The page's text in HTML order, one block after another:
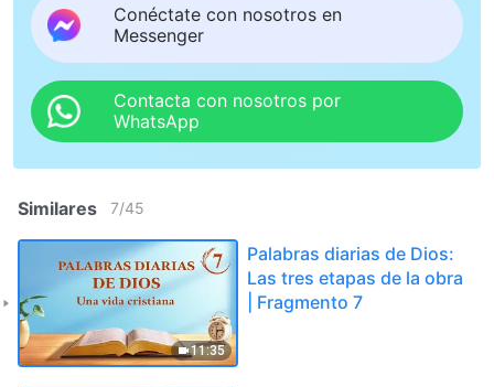
Conéctate con nosotros en
Messenger
Contacta con nosotros por
WhatsApp
Similares 7/45
11:35
Palabras diarias de Dios:
Las tres etapas de la obra
| Fragmento 7